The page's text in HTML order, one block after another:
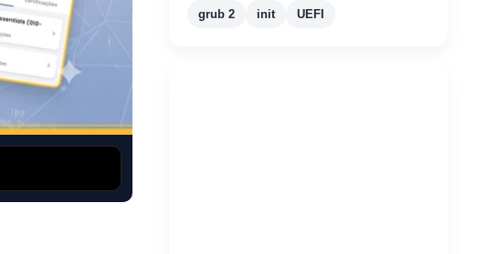
grub 2 init UEFI